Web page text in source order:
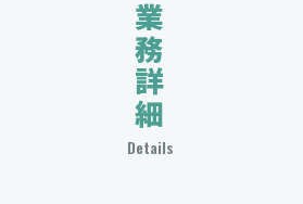
業務詳細
Details